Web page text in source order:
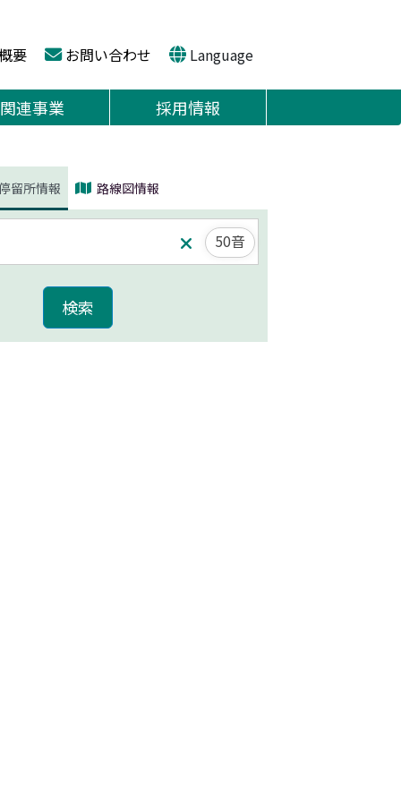
要 お問い合わせ Language
関連事業 採用情報
留所情報 路線図情報
50音